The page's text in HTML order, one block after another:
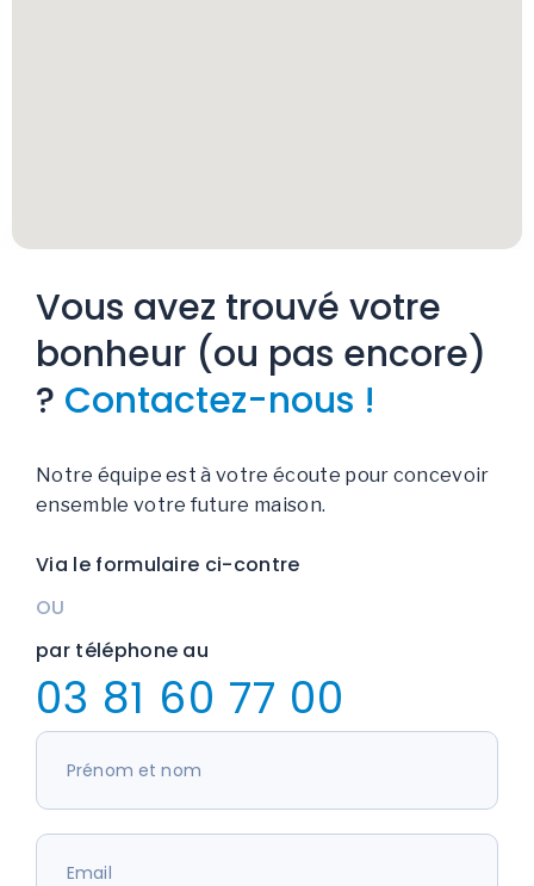
Vous avez trouvé votre
bonheur (ou pas encore)
? Contactez-nous !
Notre équipe est à votre écoute pour concevoir
ensemble votre future maison.
Via le formulaire ci-contre
OU
par téléphone au
03 81 60 77 00